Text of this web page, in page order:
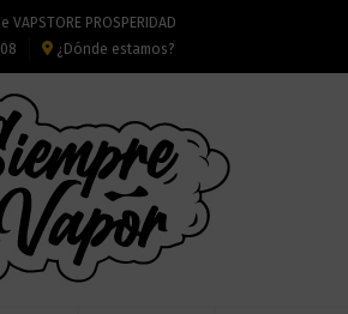
PROSPERIDAD
¿Dónde estamos?